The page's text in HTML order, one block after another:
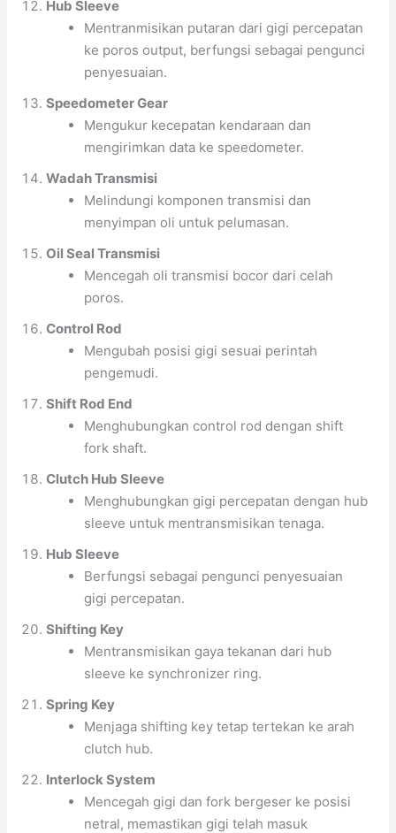
Hub Sleeve
Mentranmisikan putaran dari gigi percepatan
ke poros output, berfungsi sebagai pengunci
penyesuaian.
Speedometer Gear
Mengukur kecepatan kendaraan dan
mengirimkan data ke speedometer.
Wadah Transmisi
Melindungi komponen transmisi dan
menyimpan oli untuk pelumasan.
Oil Seal Transmisi
Mencegah oli transmisi bocor dari celah
poros.
Control Rod
Mengubah posisi gigi sesuai perintah
pengemudi.
Shift Rod End
Menghubungkan control rod dengan shift
fork shaft.
Clutch Hub Sleeve
Menghubungkan gigi percepatan dengan hub
sleeve untuk mentransmisikan tenaga.
Hub Sleeve
Berfungsi sebagai pengunci penyesuaian
gigi percepatan.
Shifting Key
Mentransmisikan gaya tekanan dari hub
sleeve ke synchronizer ring.
Spring Key
Menjaga shifting key tetap tertekan ke arah
clutch hub.
Interlock System
Mencegah gigi dan fork bergeser ke posisi
netral, memastikan gigi telah masuk